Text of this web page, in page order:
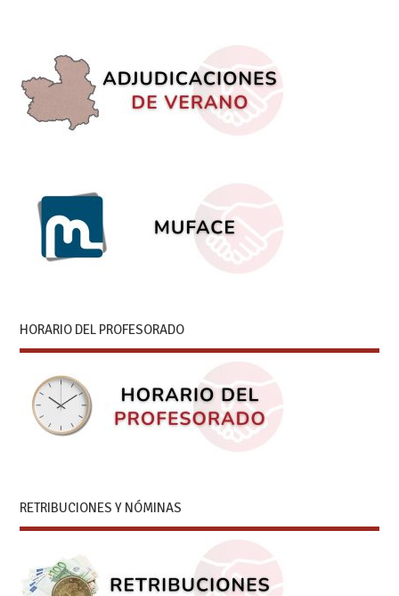
HORARIO DEL PROFESORADO
RETRIBUCIONES Y NÓMINAS